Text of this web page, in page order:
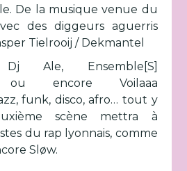
De la musique venue du
des diggeurs aguerris
Tielrooij / Dekmantel
Dj Ale, Ensemble[S]
ou encore Voilaaa
funk, disco, afro… tout y
scène mettra à
du rap lyonnais, comme
Sløw.